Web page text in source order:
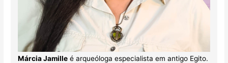
Márcia Jamilleé arqueóloga especialista em antigo Egito.